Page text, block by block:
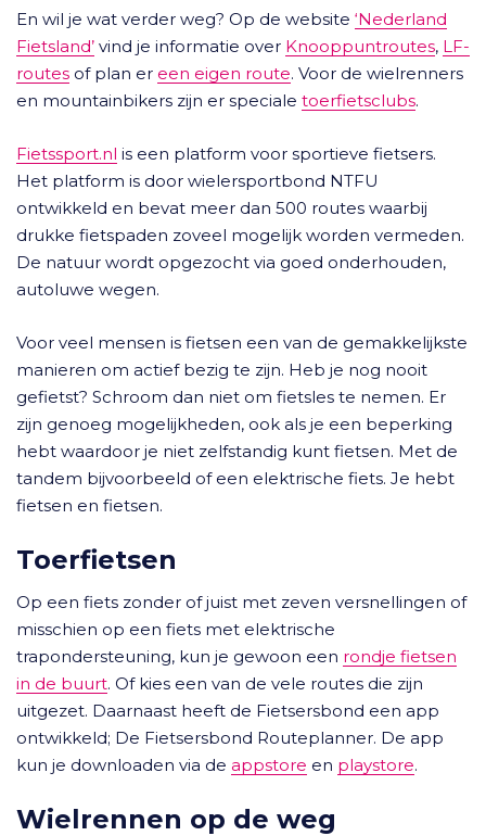
En wil je wat verder weg? Op de website ‘Nederland
Fietsland’ vind je informatie over Knooppuntroutes, LF-
routes of plan er een eigen route. Voor de wielrenners
en mountainbikers zijn er speciale toerfietsclubs.
Fietssport.nl is een platform voor sportieve fietsers.
Het platform is door wielersportbond NTFU
ontwikkeld en bevat meer dan 500 routes waarbij
drukke fietspaden zoveel mogelijk worden vermeden.
De natuur wordt opgezocht via goed onderhouden,
autoluwe wegen.
Voor veel mensen is fietsen een van de gemakkelijkste
manieren om actief bezig te zijn. Heb je nog nooit
gefietst? Schroom dan niet om fietsles te nemen. Er
zijn genoeg mogelijkheden, ook als je een beperking
hebt waardoor je niet zelfstandig kunt fietsen. Met de
tandem bijvoorbeeld of een elektrische fiets. Je hebt
fietsen en fietsen.
Toerfietsen
Op een fiets zonder of juist met zeven versnellingen of
misschien op een fiets met elektrische
trapondersteuning, kun je gewoon een rondje fietsen
in de buurt. Of kies een van de vele routes die zijn
uitgezet. Daarnaast heeft de Fietsersbond een app
ontwikkeld; De Fietsersbond Routeplanner. De app
kun je downloaden via de appstore en playstore.
Wielrennen op de weg